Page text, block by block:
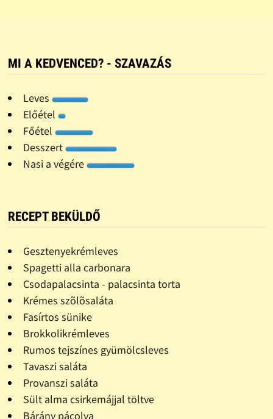
MI A KEDVENCED? - SZAVAZÁS
Leves
Előétel
Főétel
Desszert
Nasi a végére
RECEPT BEKÜLDŐ
Gesztenyekrémleves
Spagetti alla carbonara
Csodapalacsinta - palacsinta torta
Krémes szõlõsaláta
Fasírtos sünike
Brokkolikrémleves
Rumos tejszínes gyümölcsleves
Tavaszi saláta
Provanszi saláta
Sült alma csirkemájjal töltve
Bárány pácolva